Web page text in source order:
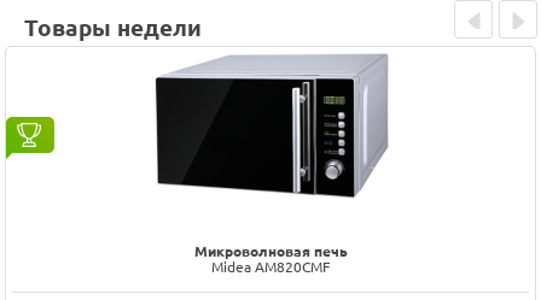
Товары недели
Микроволновая печь
Maunfeld_ MFSMO.20.7SGW
Prev Next